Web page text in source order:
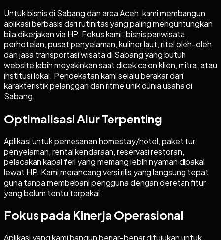
Untuk bisnis di Sabang dan area Aceh, kami membangun
aplikasi berbasis dari rutinitas yang paling menguntungkan
bila dikerjakan via HP. Fokus kami: bisnis pariwisata,
perhotelan, pusat penyelaman, kuliner laut, ritel oleh-oleh,
dan jasa transportasi wisata di Sabang yang butuh
website lebih meyakinkan saat dicek calon klien, mitra, atau
institusi lokal. Pendekatan kami selalu berakar dari
karakteristik pelanggan dan ritme unik dunia usaha di
Sabang.
Optimalisasi Alur Terpenting
Aplikasi untuk pemesanan homestay/hotel, paket tur
penyelaman, rental kendaraan, reservasi restoran,
pelacakan kapal feri yang memang lebih nyaman dipakai
lewat HP. Kami merancang versi rilis yang langsung tepat
guna tanpa membebani pengguna dengan deretan fitur
yang belum tentu terpakai.
Fokus pada Kinerja Operasional
Aplikasi yang kami bangun benar-benar ditujukan untuk